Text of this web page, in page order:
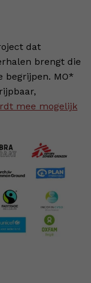
dat
brengt die
begrijpen. MO*
mee mogelijk